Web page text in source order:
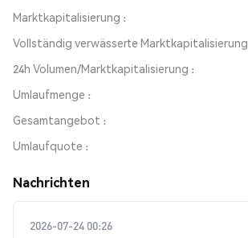
Marktkapitalisierung
Vollständig verwässerte Marktkapitalisierung
24h Volumen/Marktkapitalisierung
Umlaufmenge
Gesamtangebot
Umlaufquote
Nachrichten
2026-07-24 00:26